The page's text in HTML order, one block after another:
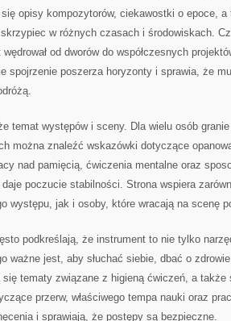
opisy kompozytorów, ciekawostki o epoce, a
w różnych czasach i środowiskach.
od dworów do współczesnych
spojrzenie poszerza horyzonty i sprawia, że
temat występów i sceny. Dla wielu osób
można znaleźć wskazówki dotyczące
nad pamięcią, ćwiczenia mentalne oraz
poczucie stabilności. Strona wspiera
występu, jak i osoby, które wracają na scenę
podkreślają, że instrument to nie tylko
ważne jest, aby słuchać siebie, dbać o
tematy związane z higieną ćwiczeń, a także
przerw, właściwego tempa nauki oraz
i sprawiają, że postępy są bezpieczne.